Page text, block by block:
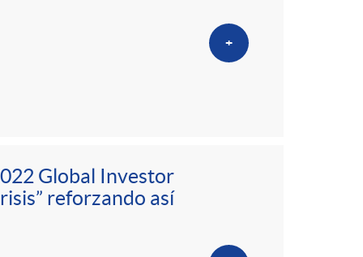
+
Global Investor
reforzando así